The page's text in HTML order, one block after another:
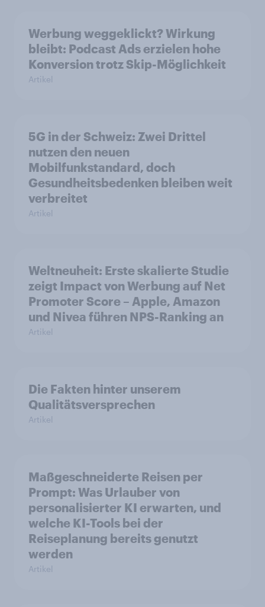
Werbung weggeklickt? Wirkung
bleibt: Podcast Ads erzielen hohe
Konversion trotz Skip-Möglichkeit
Artikel
5G in der Schweiz: Zwei Drittel
nutzen den neuen
Mobilfunkstandard, doch
Gesundheitsbedenken bleiben weit
verbreitet
Artikel
Weltneuheit: Erste skalierte Studie
zeigt Impact von Werbung auf Net
Promoter Score – Apple, Amazon
und Nivea führen NPS-Ranking an
Artikel
Die Fakten hinter unserem
Qualitätsversprechen
Artikel
Maßgeschneiderte Reisen per
Prompt: Was Urlauber von
personalisierter KI erwarten, und
welche KI-Tools bei der
Reiseplanung bereits genutzt
werden
Artikel